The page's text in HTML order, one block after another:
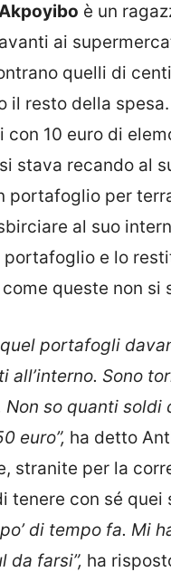
è un
ai
quelli di
il resto della
con 10 euro di
stava recando al
portafoglio per
al suo
e lo
queste non si
portafogli
all’interno. Sono
Non so quanti soldi
euro”, ha detto
stranite per la
tenere con sé quei
di tempo fa. Mi
da farsi”, ha